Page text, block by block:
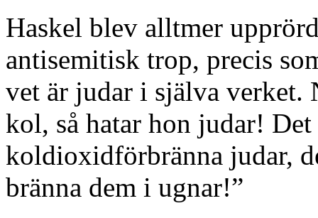
Haskel blev alltmer
antisemitisk trop, precis
vet är judar i själva verket.
kol, så hatar hon judar!
koldioxidförbränna judar,
bränna dem i ugnar!”